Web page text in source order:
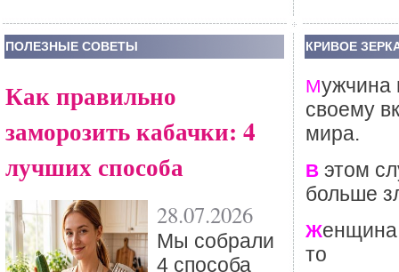
ПОЛЕЗНЫЕ СОВЕТЫ
Как правильно
заморозить кабачки: 4
лучших способа
28.07.2026
Мы собрали
4 способа
КРИВОЕ
Мужчина
своему
мира.
В этом
больше
Ж
то